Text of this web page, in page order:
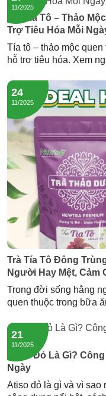
11/2025
Trà Tía Tô – Thảo
Trợ Tiêu Hóa Mỗi
Tía tô – thảo mộc
hỗ trợ tiêu hóa. Xem
24
11/2025
Trà Tía Tô Đông
Người Hay Mệt, Cảm
Trong đời sống hằng
quen thuộc trong bữa
21
11/2025
Atiso Đỏ Là Gì?
Ngày
Atiso đỏ là gì và vì sao